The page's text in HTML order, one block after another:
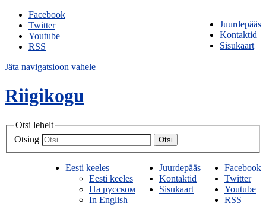
Juurdepääs
Kontaktid
Sisukaart
Facebook
Twitter
Youtube
RSS
Jäta navigatsioon vahele
Riigikogu
Otsi lehelt
Otsing
Otsi
Facebook
Twitter
Youtube
RSS
Juurdepääs
Kontaktid
Sisukaart
Eesti keeles
Eesti keeles
На русском
In English